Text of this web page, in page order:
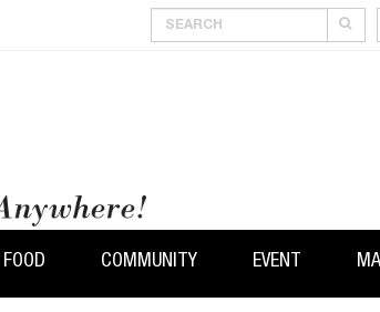
FOOD COMMUNITY EVENT